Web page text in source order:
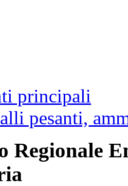
principali
pesanti,
Regionale